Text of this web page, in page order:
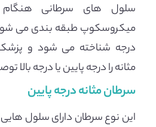
سلول های سرطانی
میکروسکوپ طبقه بندی می
درجه شناخته می شود و
مثانه را درجه پایین یا درجه بالا
سرطان مثانه درجه پایین
این نوع سرطان دارای سلول